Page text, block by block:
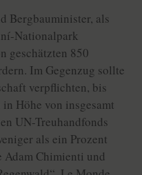
Bergbauminister, als
Nationalpark
geschätzten 850
Im Gegenzug sollte
verpflichten, bis
Höhe von insgesamt
UN-Treuhandfonds
als ein Prozent
Adam Chimienti und